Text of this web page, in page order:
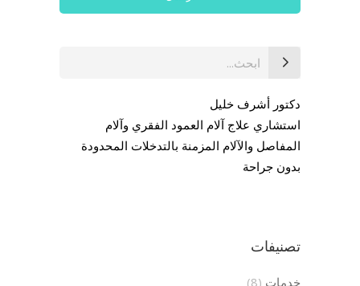
بحث
عن:
دكتور أشرف خليل
استشاري علاج آلام العمود الفقري وآلام
المفاصل والآلام المزمنة بالتدخلات المحدودة
بدون جراحة
تصنيفات
خدمات (8)